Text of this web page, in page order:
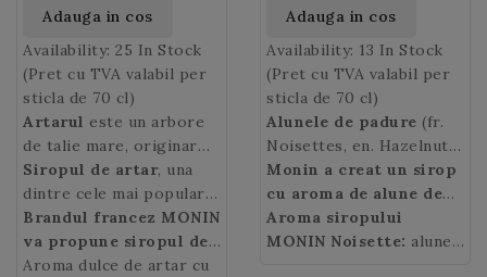
Adauga in cos
Availability: 25 In Stock
(Pret cu TVA valabil per
sticla de 70 cl)
Artarul este un arbore
de talie mare, originar
din Asia de est, intalnit
frecvent in regiunile
muntoase.
Siropul de artar, una
dintre cele mai populare
intrebuintari ale
arborelui, ne duce cu
gandul la clatitele
Brandul francez MONIN
va propune siropul de
Artar Iuteobtinut din
Aroma dulce de artar cu
Adauga in cos
Availability: 13 In Stock
(Pret cu TVA valabil per
sticla de 70 cl)
Alunele de padure (fr.
Noisettes, en. Hazelnut)
sunt fructele alunului, un
arbust ce-si are originile
in Asia Mica (Asia de sud-
vest), extrem de
Monin a creat un sirop
cu aroma de alune de
padure , un ingredient
ideal in bauturile lactate
Aroma siropului
MONIN Noisette: alune